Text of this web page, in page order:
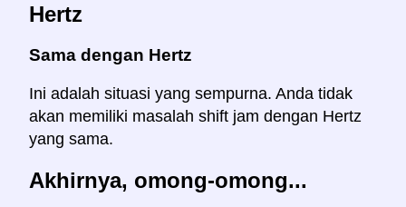
Hertz
Sama dengan Hertz
Ini adalah situasi yang sempurna. Anda tidak
akan memiliki masalah shift jam dengan Hertz
yang sama.
Akhirnya, omong-omong...